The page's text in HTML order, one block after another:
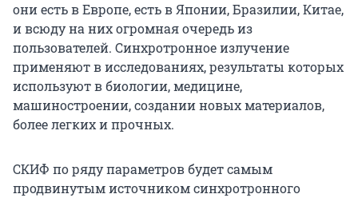
они есть в Европе, есть в Японии, Бразилии, Китае,
и всюду на них огромная очередь из
пользователей. Синхротронное излучение
применяют в исследованиях, результаты которых
используют в биологии, медицине,
машиностроении, создании новых материалов,
более легких и прочных.
СКИФ по ряду параметров будет самым
продвинутым источником синхротронного